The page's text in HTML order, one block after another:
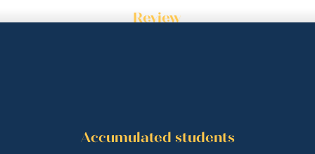
Accumulated students